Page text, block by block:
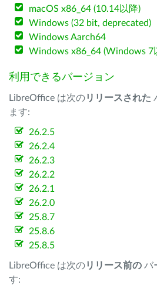
macOS x86_64 (10.14以降)
Windows (32 bit, deprecated)
Windows Aarch64
Windows x86_64 (Windows 7
利用できるバージョン
LibreOffice は次のリリースされた
ます:
26.2.5
26.2.4
26.2.3
26.2.2
26.2.1
26.2.0
25.8.7
25.8.6
25.8.5
LibreOffice は次のリリース前の バ
す: